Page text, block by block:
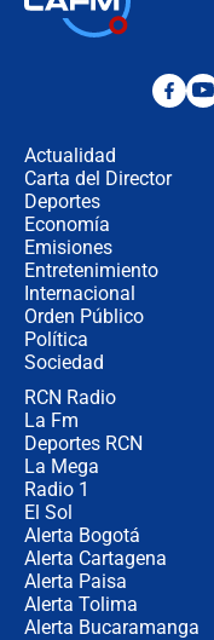
Actualidad
Carta del Director
Deportes
Economía
Emisiones
Entretenimiento
Internacional
Orden Público
Política
Sociedad
RCN Radio
La Fm
Deportes RCN
La Mega
Radio 1
El Sol
Alerta Bogotá
Alerta Cartagena
Alerta Paisa
Alerta Tolima
Alerta Bucaramanga